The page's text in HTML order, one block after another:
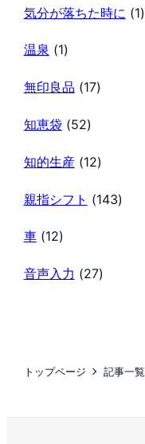
気分が落ちた時に (1)
温泉 (1)
無印良品 (17)
知恵袋 (52)
知的生産(12)
親指シフト (143)
車(12)
音声入力 (27)
トップページ 記事一覧